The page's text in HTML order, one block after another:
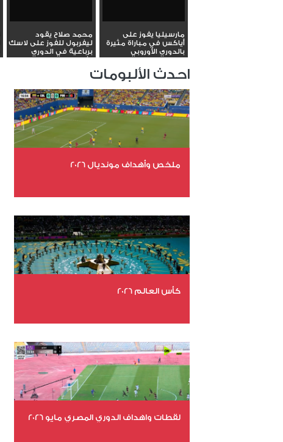
مارسيليا يفوز على
أياكس في مباراة مثيرة
بالدوري الأوروبي
محمد صلاح يقود
ليفربول للفوز على لاسك
برباعية في الدوري
احدث الألبومات
ملخص وأهداف مونديال 2026
عدد المشاهدات 4662
كأس العالم 2026
عدد المشاهدات 10564
لقطات واهداف الدوري المصري مايو 2026